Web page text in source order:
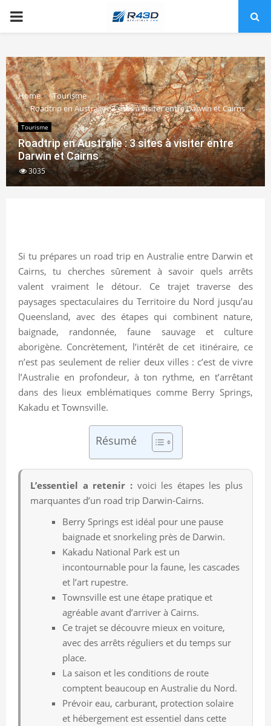
PRIMARY
Home
Tourisme
Roadtrip en Australie : 3 sites à visiter entre Darwin et Cairns
Tourisme
Roadtrip en Australie : 3 sites à visiter entre
Darwin et Cairns
3035
Si tu prépares un road trip en Australie entre Darwin et
Cairns, tu cherches sûrement à savoir quels arrêts
valent vraiment le détour. Ce trajet traverse des
paysages spectaculaires du Territoire du Nord jusqu’au
Queensland, avec des étapes qui combinent nature,
baignade, randonnée, faune sauvage et culture
aborigène. Concrètement, l’intérêt de cet itinéraire, ce
n’est pas seulement de relier deux villes : c’est de vivre
l’Australie en profondeur, à ton rythme, en t’arrêtant
dans des lieux emblématiques comme Berry Springs,
Kakadu et Townsville.
Résumé
L’essentiel a retenir :voici les étapes les plus
marquantes d’un road trip Darwin-Cairns.
Berry Springs est idéal pour une pause
baignade et snorkeling près de Darwin.
Kakadu National Park est un
incontournable pour la faune, les cascades
et l’art rupestre.
Townsville est une étape pratique et
agréable avant d’arriver à Cairns.
Ce trajet se découvre mieux en voiture,
avec des arrêts réguliers et du temps sur
place.
La saison et les conditions de route
comptent beaucoup en Australie du Nord.
Prévoir eau, carburant, protection solaire
et hébergement est essentiel dans cette